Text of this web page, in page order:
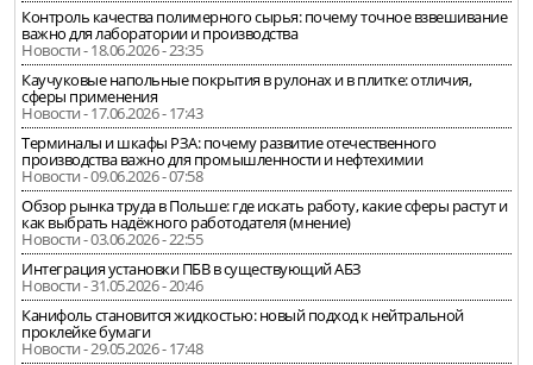
Контроль качества полимерного сырья: почему точное взвешивание
важно для лаборатории и производства
Новости - 18.06.2026 - 23:35
Каучуковые напольные покрытия в рулонах и в плитке: отличия,
сферы применения
Новости - 17.06.2026 - 17:43
Терминалы и шкафы РЗА: почему развитие отечественного
производства важно для промышленности и нефтехимии
Новости - 09.06.2026 - 07:58
Обзор рынка труда в Польше: где искать работу, какие сферы растут и
как выбрать надёжного работодателя (мнение)
Новости - 03.06.2026 - 22:55
Интеграция установки ПБВ в существующий АБЗ
Новости - 31.05.2026 - 20:46
Канифоль становится жидкостью: новый подход к нейтральной
проклейке бумаги
Новости - 29.05.2026 - 17:48